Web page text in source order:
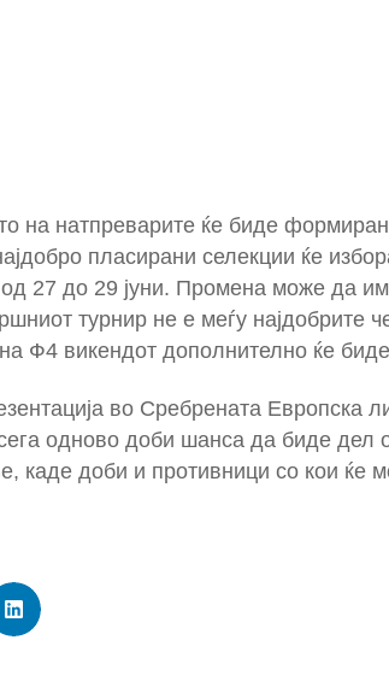
на натпреварите ќе биде
пласирани селекции ќе
од 27 до 29 јуни. Промена може да
турнир не е меѓу најдобрите
Ф4 викендот дополнително ќе
во Сребрената Европска
одново доби шанса да биде дел
каде доби и противници со кои ќе